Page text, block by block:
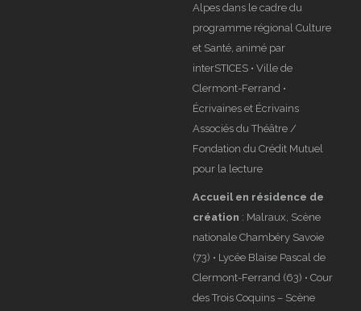
Alpes dans le cadre du
programme régional Culture
et Santé, animé par
interSTICES • Ville de
Clermont-Ferrand •
Écrivaines et Écrivains
Associés du Théâtre /
Fondation du Crédit Mutuel
pour la lecture
Accueil en résidence de
création : Malraux, Scène
nationale Chambéry Savoie
(73) • Lycée Blaise Pascal de
Clermont-Ferrand (63) • Cour
des Trois Coquins – Scène